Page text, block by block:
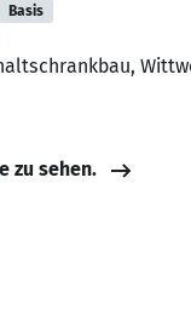
Basis
zu sehen.